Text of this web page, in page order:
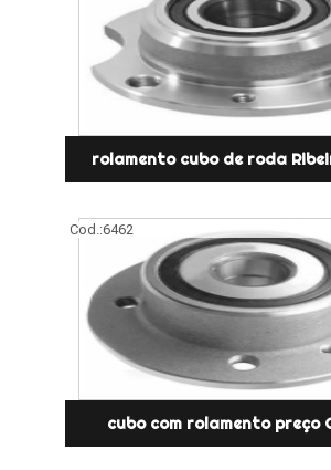
rolamento cubo de roda
Cod.:6462
cubo com rolamento preço